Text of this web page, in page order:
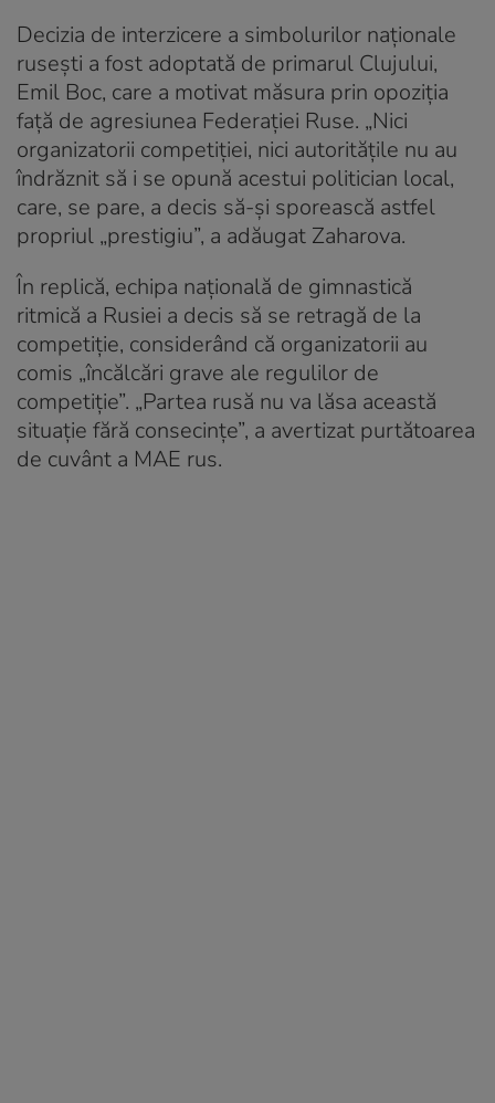
Decizia de interzicere a simbolurilor naționale
rusești a fost adoptată de primarul Clujului,
Emil Boc, care a motivat măsura prin opoziția
față de agresiunea Federației Ruse. „Nici
organizatorii competiției, nici autoritățile nu au
îndrăznit să i se opună acestui politician local,
care, se pare, a decis să-și sporească astfel
propriul „prestigiu”, a adăugat Zaharova.
În replică, echipa națională de gimnastică
ritmică a Rusiei a decis să se retragă de la
competiție, considerând că organizatorii au
comis „încălcări grave ale regulilor de
competiție”. „Partea rusă nu va lăsa această
situație fără consecințe”, a avertizat purtătoarea
de cuvânt a MAE rus.